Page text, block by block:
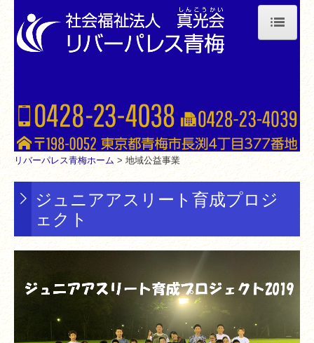
サービス案内
特別養護老人ホーム
短期入所生活介護
居宅介護支援
デイサービス（認知症対応型）
お問い合わせ
リバーパレス青梅ホーム > 地域公益事業
ジュニアアスリート育成プロジ
ェクト